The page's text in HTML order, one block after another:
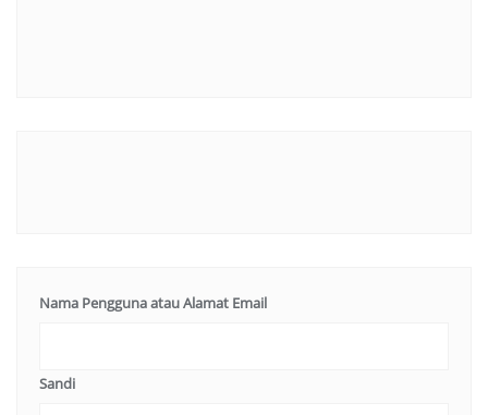
Nama Pengguna atau Alamat Email
Sandi